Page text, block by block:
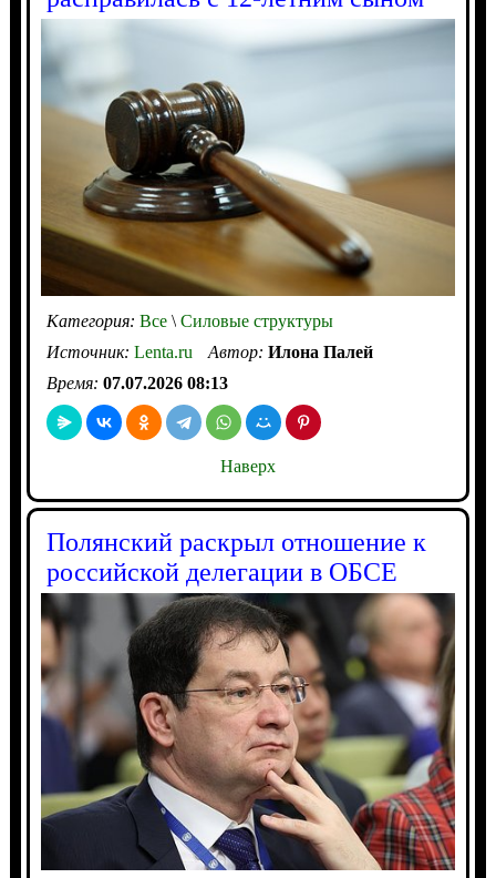
Категория: Все\Силовые структуры
Источник: Lenta.ru Автор: Илона Палей
Время: 07.07.2026 08:13
Наверх
Полянский раскрыл отношение к
российской делегации в ОБСЕ